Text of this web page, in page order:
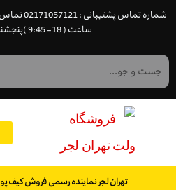
شماره تماس پشتیبانی :
ساعت ( 18- 9:45 )پنجشنبه (15 - 9:45 )
تهران لجر نماینده رسمی فروش کیف پول‌های